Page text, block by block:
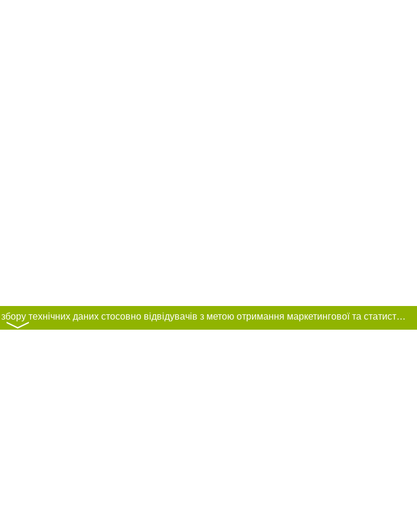
Цей сайт використовує «cookies». Також веб-сайт використовує інтернет-сервіс для збору технічних даних стосовно відвідувачів з метою отримання маркетингової та статистичної інформації. Умови обробки даних відвідувачів сайту див.
〉